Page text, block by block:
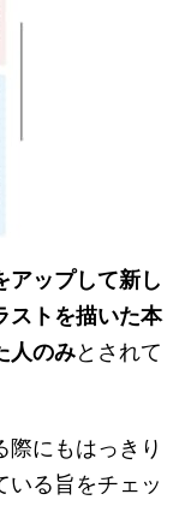
アップして新し
ストを描いた本
人のみとされて
際にもはっきり
いる旨をチェッ